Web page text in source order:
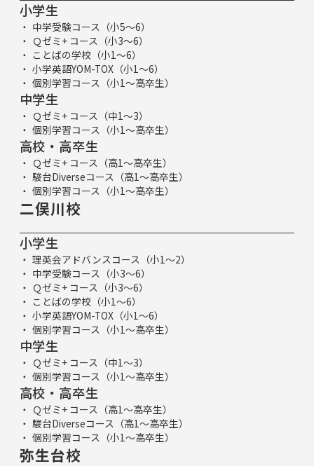
小学生
中学受験コース（小5～6）
Ｑゼミ+ コース（小3～6）
ことばの学校（小1～6）
小学英語YOM-TOX（小1～6）
個別学習コース（小1～高卒生）
中学生
Ｑゼミ+ コース（中1～3）
個別学習コース（小1～高卒生）
高校・高卒生
Ｑゼミ+ コース（高1～高卒生）
駿台Diverseコース（高1～高卒生）
個別学習コース（小1～高卒生）
二俣川校
小学生
理英会アドバンスコース（小1～2）
中学受験コース（小3～6）
Ｑゼミ+ コース（小3～6）
ことばの学校（小1～6）
小学英語YOM-TOX（小1～6）
個別学習コース（小1～高卒生）
中学生
Ｑゼミ+ コース（中1～3）
個別学習コース（小1～高卒生）
高校・高卒生
Ｑゼミ+ コース（高1～高卒生）
駿台Diverseコース（高1～高卒生）
個別学習コース（小1～高卒生）
弥生台校